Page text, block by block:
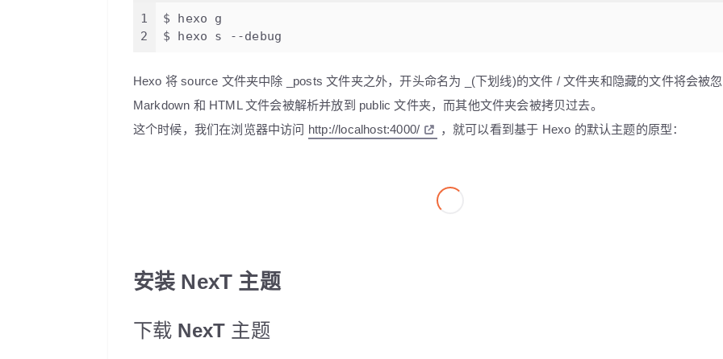
1
2
$ hexo g
$ hexo s --debug
Hexo 将 source 文件夹中除 _posts 文件夹之外，开头命名为 _(下划线)的文件 / 文件夹和隐藏的文件将会被
Markdown 和 HTML 文件会被解析并放到 public 文件夹，而其他文件夹会被拷贝过去。
这个时候，我们在浏览器中访问 http://localhost:4000/ ，就可以看到基于 Hexo 的默认主题的原型：
安装 NexT 主题
下载 NexT 主题